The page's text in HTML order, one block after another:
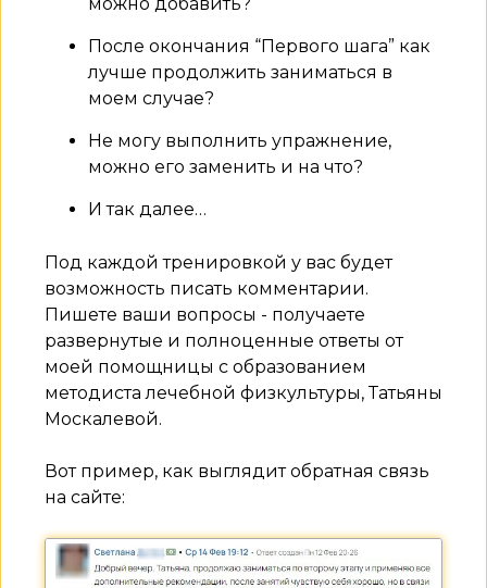
После окончания “Первого шага” как
лучше продолжить заниматься в
моем случае?
Не могу выполнить упражнение,
можно его заменить и на что?
И так далее…
Под каждой тренировкой у вас будет
возможность писать комментарии.
Пишете ваши вопросы - получаете
развернутые и полноценные ответы от
моей помощницы с образованием
методиста лечебной физкультуры, Татьяны
Москалевой.
Вот пример, как выглядит обратная связь
на сайте: